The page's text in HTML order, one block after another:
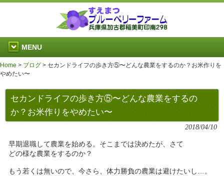
MENU
Home > ブログ > セカンドライフの歩き方⑤〜どんな農業をするのか？お米作りを
やめたい〜
セカンドライフの歩き方⑤〜どんな農業をするの
か？お米作りをやめたい〜
2018/04/10
早期退職して農業を始める。そこまでは決めたが、さて
どの様な農業をするのか？
もう若くは無いので、今さら、体力勝負の農業は避けたいし…。